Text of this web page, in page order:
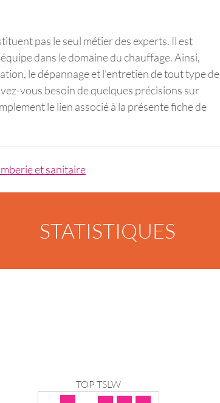
pas le seul métier des experts. Il est
dans le domaine du chauffage. Ainsi,
le dépannage et l’entretien de tout type de
vous besoin de quelques précisions sur
le lien associé à la présente fiche de
et sanitaire
STATISTIQUES
TOP TSLW